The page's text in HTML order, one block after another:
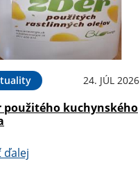
24. JÚL 2026
použitého kuchynského
ďalej